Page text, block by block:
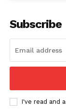
Subscribe
I've read and